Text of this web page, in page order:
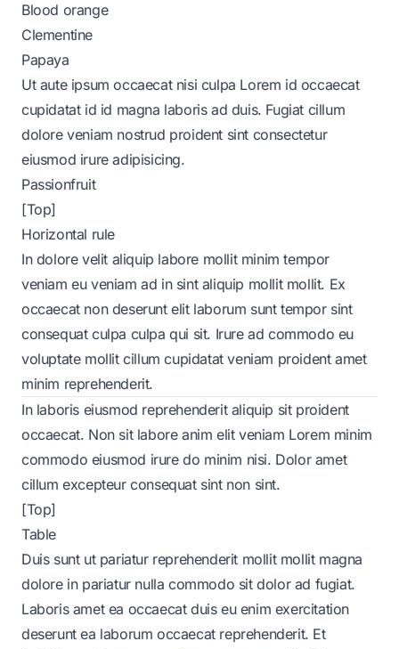
Blood orange
Clementine
Papaya
Ut aute ipsum occaecat nisi culpa Lorem id occaecat
cupidatat id id magna laboris ad duis. Fugiat cillum
dolore veniam nostrud proident sint consectetur
eiusmod irure adipisicing.
Passionfruit
[Top]
Horizontal rule
In dolore velit aliquip labore mollit minim tempor
veniam eu veniam ad in sint aliquip mollit mollit. Ex
occaecat non deserunt elit laborum sunt tempor sint
consequat culpa culpa qui sit. Irure ad commodo eu
voluptate mollit cillum cupidatat veniam proident amet
minim reprehenderit.
In laboris eiusmod reprehenderit aliquip sit proident
occaecat. Non sit labore anim elit veniam Lorem minim
commodo eiusmod irure do minim nisi. Dolor amet
cillum excepteur consequat sint non sint.
[Top]
Table
Duis sunt ut pariatur reprehenderit mollit mollit magna
dolore in pariatur nulla commodo sit dolor ad fugiat.
Laboris amet ea occaecat duis eu enim exercitation
deserunt ea laborum occaecat reprehenderit. Et